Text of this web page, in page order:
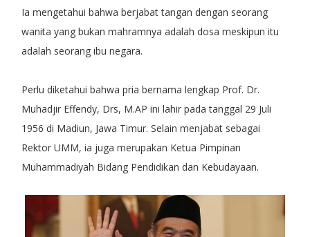
Ia mengetahui bahwa berjabat tangan dengan seorang
wanita yang bukan mahramnya adalah dosa meskipun itu
adalah seorang ibu negara.
Perlu diketahui bahwa pria bernama lengkap Prof. Dr.
Muhadjir Effendy, Drs, M.AP ini lahir pada tanggal 29 Juli
1956 di Madiun, Jawa Timur. Selain menjabat sebagai
Rektor UMM, ia juga merupakan Ketua Pimpinan
Muhammadiyah Bidang Pendidikan dan Kebudayaan.